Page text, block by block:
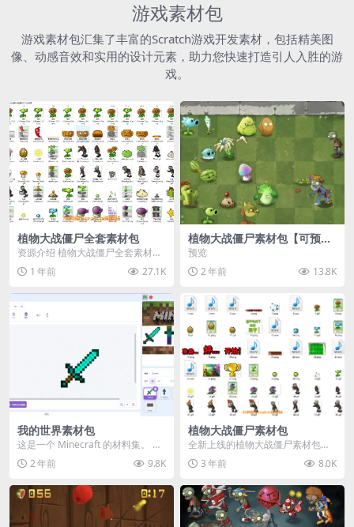
游戏素材包
游戏素材包汇集了丰富的Scratch游戏开发素材，包括精美图
像、动感音效和实用的设计元素，助力您快速打造引人入胜的游
戏。
植物大战僵尸全套素材包
资源介绍 植物大战僵尸全套素材
包，包含227个丰富多样的素材，
涵盖角色、背景、动...
1 年前 27.1K
植物大战僵尸素材包【可预
览】
预览
2 年前
13.8K
我的世界素材包
这是一个 Minecraft 的材料集。 操
作方法如下： 工具 → 右箭头 怪物...
2 年前 9.8K
植物大战僵尸素材包
全新上线的植物大战僵尸素材包，
内含48个精选资源，涵盖角色、场
景、音效等多样内容...
3 年前 8.0K